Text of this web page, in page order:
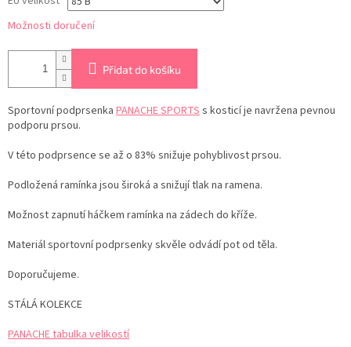
Možnosti doručení
Přidat do košíku
Sportovní podprsenka PANACHE SPORTSs kosticí je navržena pevnou
podporu prsou.
V této podprsence se až o 83% snižuje pohyblivost prsou.
Podložená ramínka jsou široká a snižují tlak na ramena.
Možnost zapnutí háčkem ramínka na zádech do kříže.
Materiál sportovní podprsenky skvěle odvádí pot od těla.
Doporučujeme.
STÁLÁ KOLEKCE
PANACHE tabulka velikostí